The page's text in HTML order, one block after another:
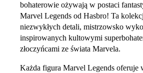
bohaterowie ożywają w postaci
Marvel Legends od Hasbro! Ta
niezwykłych detali, mistrzowsko
inspirowanych kultowymi
złoczyńcami ze świata Marvela.
Każda figura Marvel Legends oferuje